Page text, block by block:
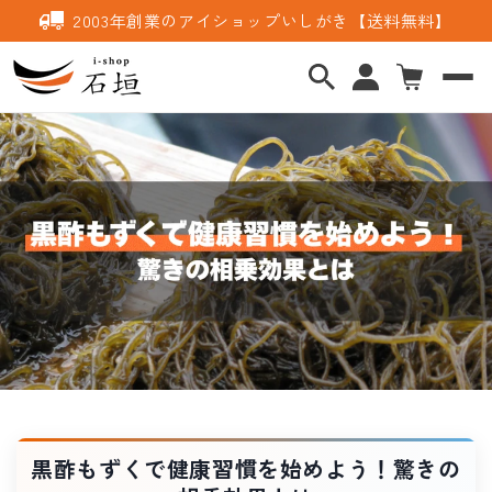
ンツに
進む
2003年創業のアイショップいしがき【送料無料】
ロ
グ
イ
ン
カ
ー
黒酢もずくで健康習慣を始めよう！驚きの